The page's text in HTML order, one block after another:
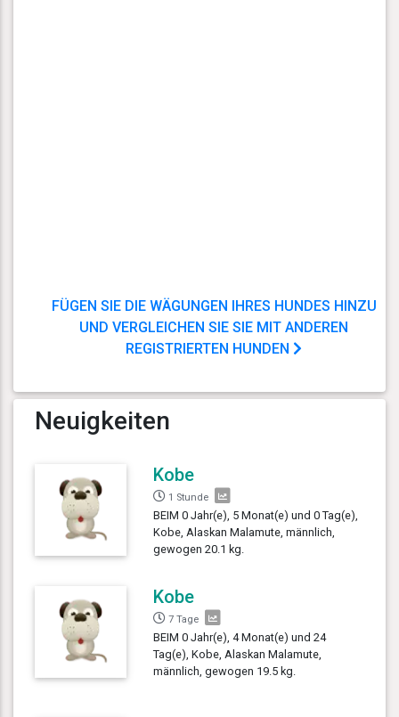
FÜGEN SIE DIE WÄGUNGEN IHRES HUNDES HINZU
UND VERGLEICHEN SIE SIE MIT ANDEREN
REGISTRIERTEN HUNDEN
Neuigkeiten
Kobe
1 Stunde
BEIM 0 Jahr(e), 5 Monat(e) und 0 Tag(e),
Kobe, Alaskan Malamute, männlich,
gewogen 20.1 kg.
Kobe
7 Tage
BEIM 0 Jahr(e), 4 Monat(e) und 24
Tag(e), Kobe, Alaskan Malamute,
männlich, gewogen 19.5 kg.